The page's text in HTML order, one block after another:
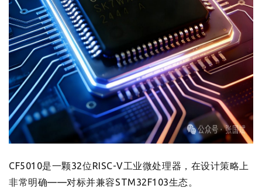
CF5010是一颗32位RISC-V工业微处理器，在设计策略上
非常明确——对标并兼容STM32F103生态。